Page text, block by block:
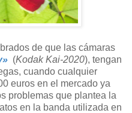
de que las cámaras
(Kodak Kai-2020), tengan
cuando cualquier
euros en el mercado ya
problemas que plantea la
en la banda utilizada en